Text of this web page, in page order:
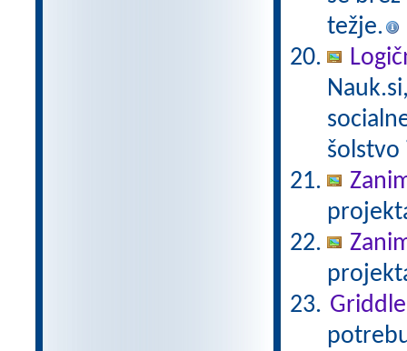
težje.
šolstvo